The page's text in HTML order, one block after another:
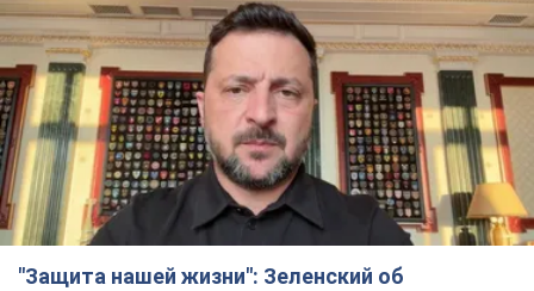
"Защита нашей жизни": Зеленский об